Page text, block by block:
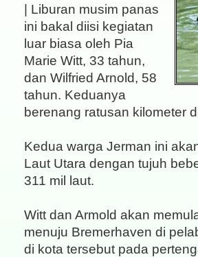
| Liburan musim panas
ini bakal diisi kegiatan
luar biasa oleh Pia
Marie Witt, 33 tahun,
dan Wilfried Arnold, 58
tahun. Keduanya
berenang ratusan kilometer
Kedua warga Jerman ini
Laut Utara dengan tujuh
311 mil laut.
Witt dan Armold akan
menuju Bremerhaven di
di kota tersebut pada